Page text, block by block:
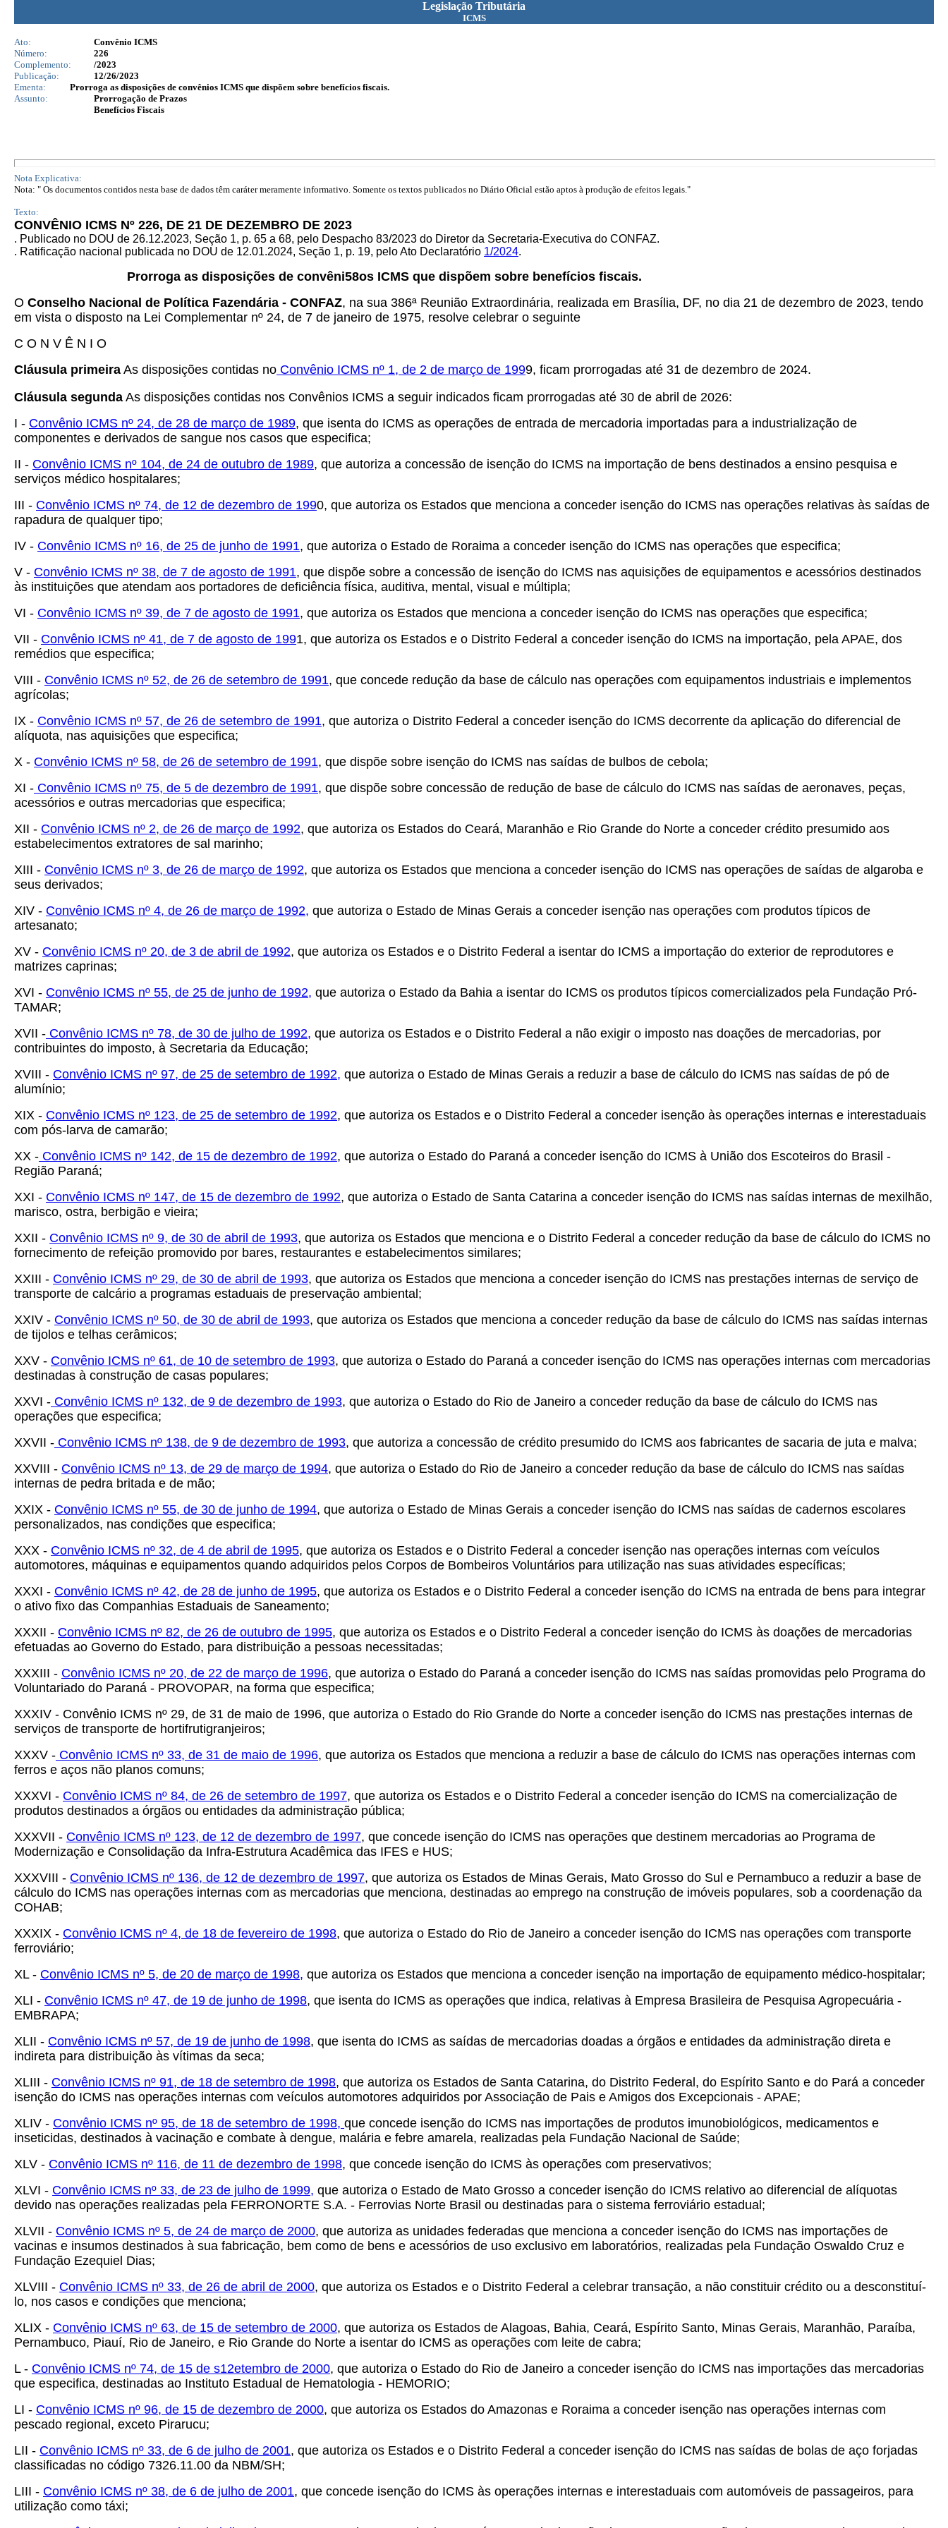
Legislação Tributária
ICMS
Ato:
Convênio ICMS
Número:
226
Complemento:
/2023
Publicação:
12/26/2023
Ementa:
Prorroga as disposições de convênios ICMS que dispõem sobre benefícios fiscais.
Assunto:
Prorrogação de Prazos
Benefícios Fiscais
Nota Explicativa:
Nota: " Os documentos contidos nesta base de dados têm caráter meramente informativo. Somente os textos publicados no Diário Oficial estão aptos à produção de efeitos legais."
Texto:
CONVÊNIO ICMS Nº 226, DE 21 DE DEZEMBRO DE 2023
. Publicado no DOU de 26.12.2023, Seção 1, p. 65 a 68, pelo Despacho 83/2023 do Diretor da Secretaria-Executiva do CONFAZ.
. Ratificação nacional publicada no DOU de 12.01.2024, Seção 1, p. 19, pelo Ato Declaratório 1/2024.
Prorroga as disposições de convêni58os ICMS que dispõem sobre benefícios fiscais.
O Conselho Nacional de Política Fazendária - CONFAZ, na sua 386ª Reunião Extraordinária, realizada em Brasília, DF, no dia 21 de dezembro de 2023, tendo
em vista o disposto na Lei Complementar nº 24, de 7 de janeiro de 1975, resolve celebrar o seguinte
C O N V Ê N I O
Cláusula primeira As disposições contidas no Convênio ICMS nº 1, de 2 de março de 1999, ficam prorrogadas até 31 de dezembro de 2024.
Cláusula segunda As disposições contidas nos Convênios ICMS a seguir indicados ficam prorrogadas até 30 de abril de 2026:
I - Convênio ICMS nº 24, de 28 de março de 1989, que isenta do ICMS as operações de entrada de mercadoria importadas para a industrialização de
componentes e derivados de sangue nos casos que especifica;
II - Convênio ICMS nº 104, de 24 de outubro de 1989, que autoriza a concessão de isenção do ICMS na importação de bens destinados a ensino pesquisa e
serviços médico hospitalares;
III - Convênio ICMS nº 74, de 12 de dezembro de 1990, que autoriza os Estados que menciona a conceder isenção do ICMS nas operações relativas às saídas de
rapadura de qualquer tipo;
IV - Convênio ICMS nº 16, de 25 de junho de 1991, que autoriza o Estado de Roraima a conceder isenção do ICMS nas operações que especifica;
V - Convênio ICMS nº 38, de 7 de agosto de 1991, que dispõe sobre a concessão de isenção do ICMS nas aquisições de equipamentos e acessórios destinados
às instituições que atendam aos portadores de deficiência física, auditiva, mental, visual e múltipla;
VI - Convênio ICMS nº 39, de 7 de agosto de 1991, que autoriza os Estados que menciona a conceder isenção do ICMS nas operações que especifica;
VII - Convênio ICMS nº 41, de 7 de agosto de 1991, que autoriza os Estados e o Distrito Federal a conceder isenção do ICMS na importação, pela APAE, dos
remédios que especifica;
VIII - Convênio ICMS nº 52, de 26 de setembro de 1991, que concede redução da base de cálculo nas operações com equipamentos industriais e implementos
agrícolas;
IX - Convênio ICMS nº 57, de 26 de setembro de 1991, que autoriza o Distrito Federal a conceder isenção do ICMS decorrente da aplicação do diferencial de
alíquota, nas aquisições que especifica;
X - Convênio ICMS nº 58, de 26 de setembro de 1991, que dispõe sobre isenção do ICMS nas saídas de bulbos de cebola;
XI - Convênio ICMS nº 75, de 5 de dezembro de 1991, que dispõe sobre concessão de redução de base de cálculo do ICMS nas saídas de aeronaves, peças,
acessórios e outras mercadorias que especifica;
XII - Convênio ICMS nº 2, de 26 de março de 1992, que autoriza os Estados do Ceará, Maranhão e Rio Grande do Norte a conceder crédito presumido aos
estabelecimentos extratores de sal marinho;
XIII - Convênio ICMS nº 3, de 26 de março de 1992, que autoriza os Estados que menciona a conceder isenção do ICMS nas operações de saídas de algaroba e
seus derivados;
XIV - Convênio ICMS nº 4, de 26 de março de 1992, que autoriza o Estado de Minas Gerais a conceder isenção nas operações com produtos típicos de
artesanato;
XV - Convênio ICMS nº 20, de 3 de abril de 1992, que autoriza os Estados e o Distrito Federal a isentar do ICMS a importação do exterior de reprodutores e
matrizes caprinas;
XVI - Convênio ICMS nº 55, de 25 de junho de 1992, que autoriza o Estado da Bahia a isentar do ICMS os produtos típicos comercializados pela Fundação Pró-
TAMAR;
XVII - Convênio ICMS nº 78, de 30 de julho de 1992, que autoriza os Estados e o Distrito Federal a não exigir o imposto nas doações de mercadorias, por
contribuintes do imposto, à Secretaria da Educação;
XVIII - Convênio ICMS nº 97, de 25 de setembro de 1992, que autoriza o Estado de Minas Gerais a reduzir a base de cálculo do ICMS nas saídas de pó de
alumínio;
XIX - Convênio ICMS nº 123, de 25 de setembro de 1992, que autoriza os Estados e o Distrito Federal a conceder isenção às operações internas e interestaduais
com pós-larva de camarão;
XX - Convênio ICMS nº 142, de 15 de dezembro de 1992, que autoriza o Estado do Paraná a conceder isenção do ICMS à União dos Escoteiros do Brasil -
Região Paraná;
XXI - Convênio ICMS nº 147, de 15 de dezembro de 1992, que autoriza o Estado de Santa Catarina a conceder isenção do ICMS nas saídas internas de mexilhão,
marisco, ostra, berbigão e vieira;
XXII - Convênio ICMS nº 9, de 30 de abril de 1993, que autoriza os Estados que menciona e o Distrito Federal a conceder redução da base de cálculo do ICMS no
fornecimento de refeição promovido por bares, restaurantes e estabelecimentos similares;
XXIII - Convênio ICMS nº 29, de 30 de abril de 1993, que autoriza os Estados que menciona a conceder isenção do ICMS nas prestações internas de serviço de
transporte de calcário a programas estaduais de preservação ambiental;
XXIV - Convênio ICMS nº 50, de 30 de abril de 1993, que autoriza os Estados que menciona a conceder redução da base de cálculo do ICMS nas saídas internas
de tijolos e telhas cerâmicos;
XXV - Convênio ICMS nº 61, de 10 de setembro de 1993, que autoriza o Estado do Paraná a conceder isenção do ICMS nas operações internas com mercadorias
destinadas à construção de casas populares;
XXVI - Convênio ICMS nº 132, de 9 de dezembro de 1993, que autoriza o Estado do Rio de Janeiro a conceder redução da base de cálculo do ICMS nas
operações que especifica;
XXVII - Convênio ICMS nº 138, de 9 de dezembro de 1993, que autoriza a concessão de crédito presumido do ICMS aos fabricantes de sacaria de juta e malva;
XXVIII - Convênio ICMS nº 13, de 29 de março de 1994, que autoriza o Estado do Rio de Janeiro a conceder redução da base de cálculo do ICMS nas saídas
internas de pedra britada e de mão;
XXIX - Convênio ICMS nº 55, de 30 de junho de 1994, que autoriza o Estado de Minas Gerais a conceder isenção do ICMS nas saídas de cadernos escolares
personalizados, nas condições que especifica;
XXX - Convênio ICMS nº 32, de 4 de abril de 1995, que autoriza os Estados e o Distrito Federal a conceder isenção nas operações internas com veículos
automotores, máquinas e equipamentos quando adquiridos pelos Corpos de Bombeiros Voluntários para utilização nas suas atividades específicas;
XXXI - Convênio ICMS nº 42, de 28 de junho de 1995, que autoriza os Estados e o Distrito Federal a conceder isenção do ICMS na entrada de bens para integrar
o ativo fixo das Companhias Estaduais de Saneamento;
XXXII - Convênio ICMS nº 82, de 26 de outubro de 1995, que autoriza os Estados e o Distrito Federal a conceder isenção do ICMS às doações de mercadorias
efetuadas ao Governo do Estado, para distribuição a pessoas necessitadas;
XXXIII - Convênio ICMS nº 20, de 22 de março de 1996, que autoriza o Estado do Paraná a conceder isenção do ICMS nas saídas promovidas pelo Programa do
Voluntariado do Paraná - PROVOPAR, na forma que especifica;
XXXIV - Convênio ICMS nº 29, de 31 de maio de 1996, que autoriza o Estado do Rio Grande do Norte a conceder isenção do ICMS nas prestações internas de
serviços de transporte de hortifrutigranjeiros;
XXXV - Convênio ICMS nº 33, de 31 de maio de 1996, que autoriza os Estados que menciona a reduzir a base de cálculo do ICMS nas operações internas com
ferros e aços não planos comuns;
XXXVI - Convênio ICMS nº 84, de 26 de setembro de 1997, que autoriza os Estados e o Distrito Federal a conceder isenção do ICMS na comercialização de
produtos destinados a órgãos ou entidades da administração pública;
XXXVII - Convênio ICMS nº 123, de 12 de dezembro de 1997, que concede isenção do ICMS nas operações que destinem mercadorias ao Programa de
Modernização e Consolidação da Infra-Estrutura Acadêmica das IFES e HUS;
XXXVIII - Convênio ICMS nº 136, de 12 de dezembro de 1997, que autoriza os Estados de Minas Gerais, Mato Grosso do Sul e Pernambuco a reduzir a base de
cálculo do ICMS nas operações internas com as mercadorias que menciona, destinadas ao emprego na construção de imóveis populares, sob a coordenação da
COHAB;
XXXIX - Convênio ICMS nº 4, de 18 de fevereiro de 1998, que autoriza o Estado do Rio de Janeiro a conceder isenção do ICMS nas operações com transporte
ferroviário;
XL - Convênio ICMS nº 5, de 20 de março de 1998, que autoriza os Estados que menciona a conceder isenção na importação de equipamento médico-hospitalar;
XLI - Convênio ICMS nº 47, de 19 de junho de 1998, que isenta do ICMS as operações que indica, relativas à Empresa Brasileira de Pesquisa Agropecuária -
EMBRAPA;
XLII - Convênio ICMS nº 57, de 19 de junho de 1998, que isenta do ICMS as saídas de mercadorias doadas a órgãos e entidades da administração direta e
indireta para distribuição às vítimas da seca;
XLIII - Convênio ICMS nº 91, de 18 de setembro de 1998, que autoriza os Estados de Santa Catarina, do Distrito Federal, do Espírito Santo e do Pará a conceder
isenção do ICMS nas operações internas com veículos automotores adquiridos por Associação de Pais e Amigos dos Excepcionais - APAE;
XLIV - Convênio ICMS nº 95, de 18 de setembro de 1998, que concede isenção do ICMS nas importações de produtos imunobiológicos, medicamentos e
inseticidas, destinados à vacinação e combate à dengue, malária e febre amarela, realizadas pela Fundação Nacional de Saúde;
XLV - Convênio ICMS nº 116, de 11 de dezembro de 1998, que concede isenção do ICMS às operações com preservativos;
XLVI - Convênio ICMS nº 33, de 23 de julho de 1999, que autoriza o Estado de Mato Grosso a conceder isenção do ICMS relativo ao diferencial de alíquotas
devido nas operações realizadas pela FERRONORTE S.A. - Ferrovias Norte Brasil ou destinadas para o sistema ferroviário estadual;
XLVII - Convênio ICMS nº 5, de 24 de março de 2000, que autoriza as unidades federadas que menciona a conceder isenção do ICMS nas importações de
vacinas e insumos destinados à sua fabricação, bem como de bens e acessórios de uso exclusivo em laboratórios, realizadas pela Fundação Oswaldo Cruz e
Fundação Ezequiel Dias;
XLVIII - Convênio ICMS nº 33, de 26 de abril de 2000, que autoriza os Estados e o Distrito Federal a celebrar transação, a não constituir crédito ou a desconstituí-
lo, nos casos e condições que menciona;
XLIX - Convênio ICMS nº 63, de 15 de setembro de 2000, que autoriza os Estados de Alagoas, Bahia, Ceará, Espírito Santo, Minas Gerais, Maranhão, Paraíba,
Pernambuco, Piauí, Rio de Janeiro, e Rio Grande do Norte a isentar do ICMS as operações com leite de cabra;
L - Convênio ICMS nº 74, de 15 de s12etembro de 2000, que autoriza o Estado do Rio de Janeiro a conceder isenção do ICMS nas importações das mercadorias
que especifica, destinadas ao Instituto Estadual de Hematologia - HEMORIO;
LI - Convênio ICMS nº 96, de 15 de dezembro de 2000, que autoriza os Estados do Amazonas e Roraima a conceder isenção nas operações internas com
pescado regional, exceto Pirarucu;
LII - Convênio ICMS nº 33, de 6 de julho de 2001, que autoriza os Estados e o Distrito Federal a conceder isenção do ICMS nas saídas de bolas de aço forjadas
classificadas no código 7326.11.00 da NBM/SH;
LIII - Convênio ICMS nº 38, de 6 de julho de 2001, que concede isenção do ICMS às operações internas e interestaduais com automóveis de passageiros, para
utilização como táxi;